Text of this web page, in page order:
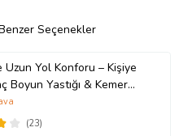
Seçenekler
Uzun Yol Konforu – Kişiye
Boyun Yastığı & Kemer
Seti
(23)